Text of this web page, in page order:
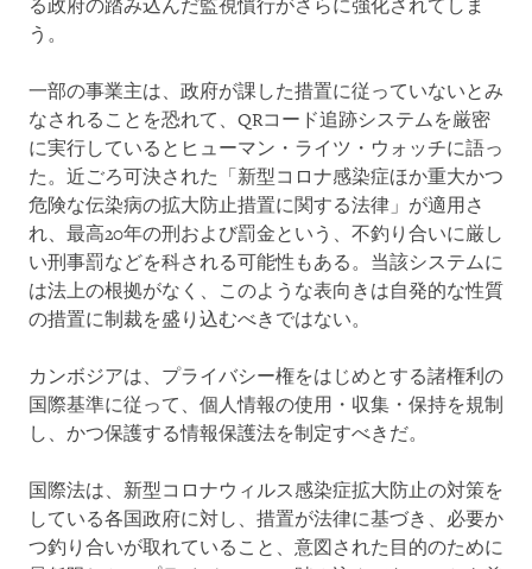
る政府の踏み込んだ監視慣行がさらに強化されてしま
う。
一部の事業主は、政府が課した措置に従っていないとみ
なされることを恐れて、QRコード追跡システムを厳密
に実行しているとヒューマン・ライツ・ウォッチに語っ
た。近ごろ可決された「新型コロナ感染症ほか重大かつ
危険な伝染病の拡大防止措置に関する法律」が適用さ
れ、最高20年の刑および罰金という、不釣り合いに厳し
い刑事罰などを科される可能性もある。当該システムに
は法上の根拠がなく、このような表向きは自発的な性質
の措置に制裁を盛り込むべきではない。
カンボジアは、プライバシー権をはじめとする諸権利の
国際基準に従って、個人情報の使用・収集・保持を規制
し、かつ保護する情報保護法を制定すべきだ。
国際法は、新型コロナウィルス感染症拡大防止の対策を
している各国政府に対し、措置が法律に基づき、必要か
つ釣り合いが取れていること、意図された目的のために